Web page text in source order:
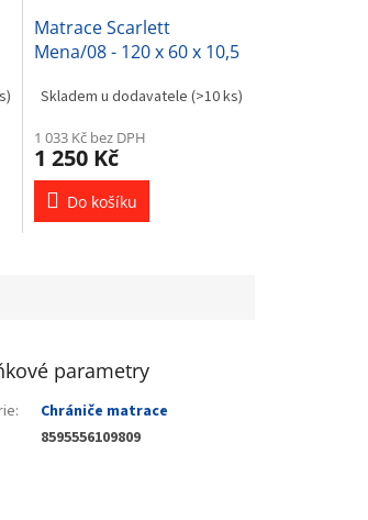
Matrace Scarlett
Mena/08 - 120 x 60 x 10,5
Skladem u dodavatele (>10 ks)
1 033 Kč bez DPH
1 250 Kč
Do košíku
parametry
:
Chrániče matrace
8595556109809